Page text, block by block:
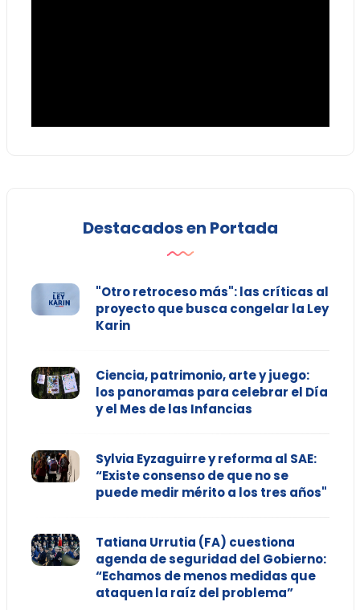
Destacados en Portada
"Otro retroceso más": las críticas al
proyecto que busca congelar la Ley
Karin
Ciencia, patrimonio, arte y juego:
los panoramas para celebrar el Día
y el Mes de las Infancias
Sylvia Eyzaguirre y reforma al SAE:
“Existe consenso de que no se
puede medir mérito a los tres años"
Tatiana Urrutia (FA) cuestiona
agenda de seguridad del Gobierno:
“Echamos de menos medidas que
ataquen la raíz del problema”